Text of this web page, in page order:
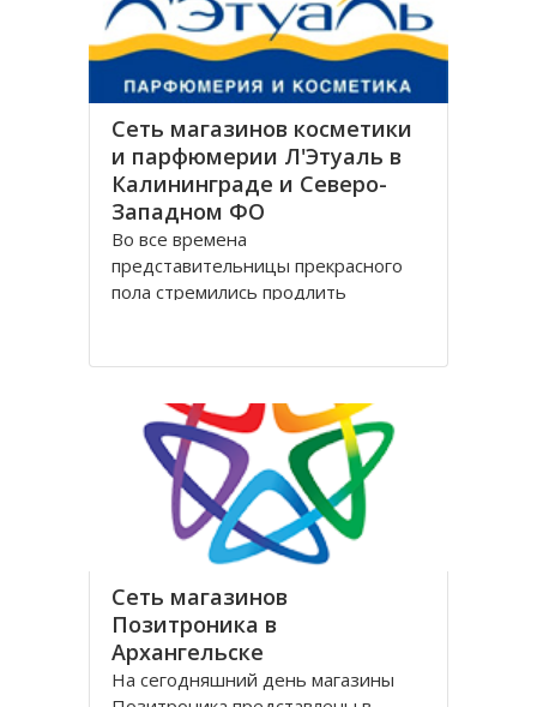
Сеть магазинов косметики
и парфюмерии Л'Этуаль в
Калининграде и Северо-
Западном ФО
Во все времена
представительницы прекрасного
пола стремились продлить
Женщины прилагали массу усилий
для достижения цели. Но это уже в
прошлом! Сегодня, благодаря
колоссальным достижениям в
области косметологии, ухаживать
за лицом и телом стало
Сеть магазинов
Позитроника в
Архангельске
На сегодняшний день магазины